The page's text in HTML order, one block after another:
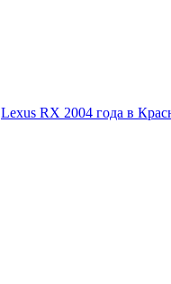
Lexus RX 2004 года в